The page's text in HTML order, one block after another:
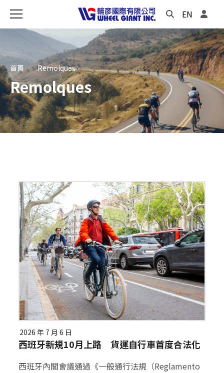
EN
首頁 Remolques
Remolques
2026 年 7 月 6 日
西班牙新規10月上路 貨運自行車首度合法化
西班牙內閣會議通過《一般通行法規（Reglamento